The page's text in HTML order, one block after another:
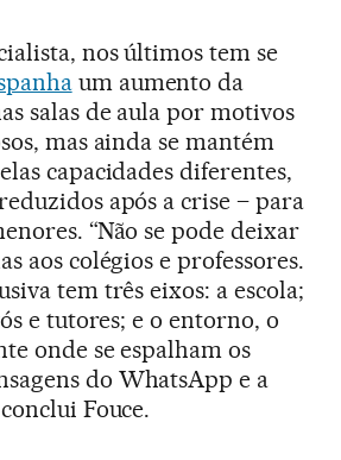
nos últimos tem se
um aumento da
salas de aula por motivos
mas ainda se mantém
capacidades diferentes,
após a crise – para
“Não se pode deixar
aos colégios e professores.
tem três eixos: a escola;
e tutores; e o entorno, o
onde se espalham os
do WhatsApp e a
Fouce.